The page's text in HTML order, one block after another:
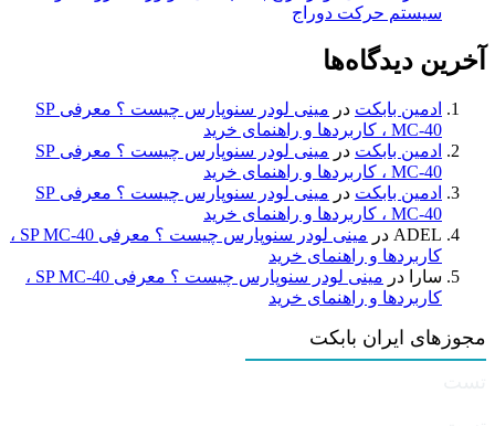
سیستم حرکت دوراج
آخرین دیدگاه‌ها
ادمین بابکت در
مینی لودر سنوپارس چیست ؟ معرفی SP
MC-40 ، کاربردها و راهنمای خرید
ادمین بابکت در
مینی لودر سنوپارس چیست ؟ معرفی SP
MC-40 ، کاربردها و راهنمای خرید
ادمین بابکت در
مینی لودر سنوپارس چیست ؟ معرفی SP
MC-40 ، کاربردها و راهنمای خرید
ADEL در
مینی لودر سنوپارس چیست ؟ معرفی SP MC-40 ،
کاربردها و راهنمای خرید
سارا
در
مینی لودر سنوپارس چیست ؟ معرفی SP MC-40 ،
کاربردها و راهنمای خرید
مجوزهای ایران بابکت